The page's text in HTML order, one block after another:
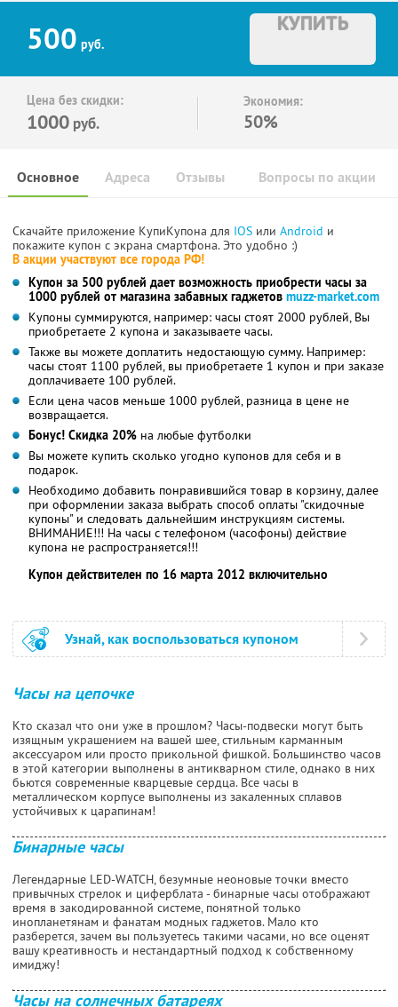
500 руб.
КУПИТЬ
Цена без скидки:
1000 руб.
Экономия:
50%
Основное Отзывы Вопросы по акции
Адреса
Скачайте приложение КупиКупона для IOS или Android и
покажите купон с экрана смартфона. Это удобно :)
В акции участвуют все города РФ!
Купон за 500 рублей дает возможность приобрести часы за
1000 рублей от магазина забавных гаджетов muzz-market.com
Купоны суммируются, например: часы стоят 2000 рублей, Вы
приобретаете 2 купона и заказываете часы.
Также вы можете доплатить недостающую сумму. Например:
часы стоят 1100 рублей, вы приобретаете 1 купон и при заказе
доплачиваете 100 рублей.
Если цена часов меньше 1000 рублей, разница в цене не
возвращается.
Бонус! Скидка 20% на любые футболки
Вы можете купить сколько угодно купонов для себя и в
подарок.
Необходимо добавить понравившийся товар в корзину, далее
при оформлении заказа выбрать способ оплаты "скидочные
купоны" и следовать дальнейшим инструкциям системы.
ВНИМАНИЕ!!! На часы с телефоном (часофоны) действие
купона не распространяется!!!
Купон действителен по 16 марта 2012 включительно
Узнай, как воспользоваться купоном
Часы на цепочке
Кто сказал что они уже в прошлом? Часы-подвески могут быть
изящным украшением на вашей шее, стильным карманным
аксессуаром или просто прикольной фишкой. Большинство часов
в этой категории выполнены в антикварном стиле, однако в них
бьются современные кварцевые сердца. Все часы в
металлическом корпусе выполнены из закаленных сплавов
устойчивых к царапинам!
Бинарные часы
Легендарные LED-WATCH, безумные неоновые точки вместо
привычных стрелок и циферблата - бинарные часы отображают
время в закодированной системе, понятной только
инопланетянам и фанатам модных гаджетов. Мало кто
разберется, зачем вы пользуетесь такими часами, но все оценят
вашу креативность и нестандартный подход к собственному
имиджу!
Часы на солнечных батареях